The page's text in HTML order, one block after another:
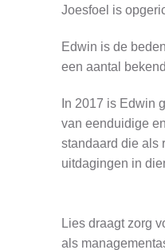
Joesfoel is
Edwin is de
een aantal
In 2017 is Edwin
van eenduidige
standaard die als
uitdagingen in
Lies draagt zorg
als